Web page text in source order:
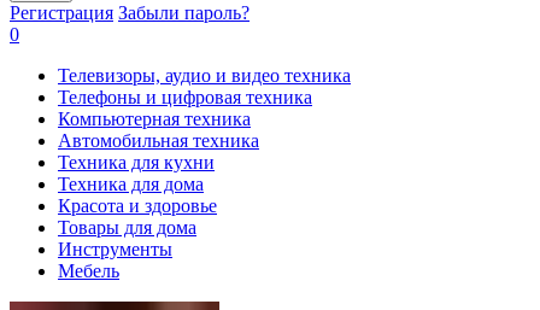
Регистрация Забыли пароль?
0
Телевизоры, аудио и видео техника
Телефоны и цифровая техника
Компьютерная техника
Автомобильная техника
Техника для кухни
Техника для дома
Красота и здоровье
Товары для дома
Инструменты
Мебель